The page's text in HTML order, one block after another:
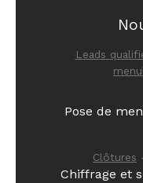
Leads
Pose de
Clôtures
Chiffrage et